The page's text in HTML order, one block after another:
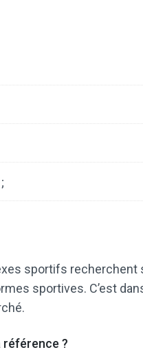
sportifs
sportives. C’est
référence ?